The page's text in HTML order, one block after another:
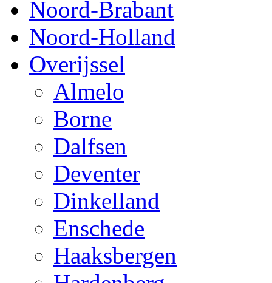
Noord-Brabant
Noord-Holland
Overijssel
Almelo
Borne
Dalfsen
Deventer
Dinkelland
Enschede
Haaksbergen